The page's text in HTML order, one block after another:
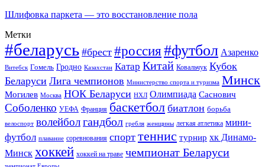
Шлифовка паркета — это восстановление пола
Метки
#беларусь #брест #россия#футбол Азаренко
Витебск Гомель Гродно Казахстан Катар Китай Ковальчук Кубок
Беларуси Лига чемпионов Министерство спорта и туризма Минск
Могилев Москва НОК Беларуси НХЛ Олимпиада Саснович
Соболенко УЕФА Франция баскетбол биатлон борьба
велоспорт волейболгандбол гребля женщины легкая атлетика мини-
футбол плавание соревнования спорт теннис турнир хк Динамо-
Минск хоккей хоккей на траве чемпионат Беларуси